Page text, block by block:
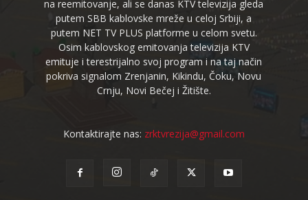
na reemitovanje, ali se danas KTV televizija gleda
putem SBB kablovske mreže u celoj Srbiji, a
putem NET TV PLUS platforme u celom svetu.
Osim kablovskog emitovanja televizija KTV
emituje i terestrijalno svoj program i na taj način
pokriva signalom Zrenjanin, Kikindu, Čoku, Novu
Crnju, Novi Bečej i Žitište.
Kontaktirajte nas: zrktvrezija@gmail.com